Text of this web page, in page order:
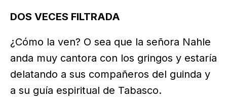
DOS VECES FILTRADA
¿Cómo la ven? O sea que la señora Nahle
anda muy cantora con los gringos y estaría
delatando a sus compañeros del guinda y
a su guía espiritual de Tabasco.